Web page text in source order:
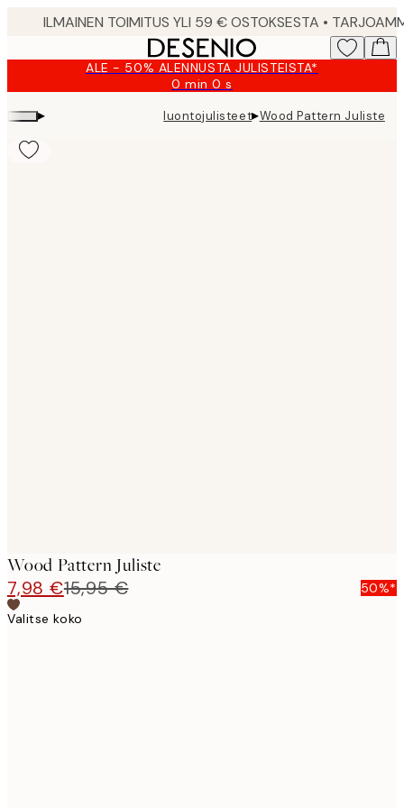
ALE - 50% ALENNUSTA JULISTEISTA*
0 min0 s
Voimassa
asti:
2026-
▸ luontojulisteet▸Wood Pattern Juliste
Wood Pattern Juliste
7,98 €15,95 €
50%*
Valitse koko